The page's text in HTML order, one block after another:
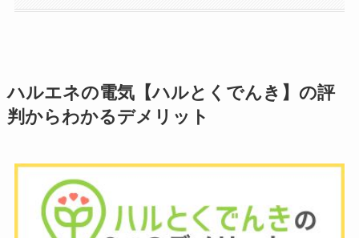
ハルエネの電気【ハルとくでんき】の評
判からわかるデメリット